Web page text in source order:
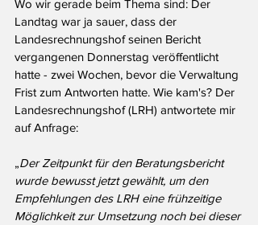
Wo wir gerade beim Thema sind: Der
Landtag war ja sauer, dass der
Landesrechnungshof seinen Bericht
vergangenen Donnerstag veröffentlicht
hatte - zwei Wochen, bevor die Verwaltung
Frist zum Antworten hatte. Wie kam's? Der
Landesrechnungshof (LRH) antwortete mir
auf Anfrage:
„Der Zeitpunkt für den Beratungsbericht
wurde bewusst jetzt gewählt, um den
Empfehlungen des LRH eine frühzeitige
Möglichkeit zur Umsetzung noch bei dieser